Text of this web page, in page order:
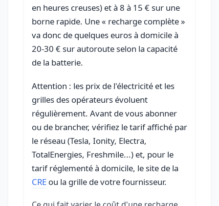
en heures creuses) et à 8 à 15 € sur une
borne rapide. Une « recharge complète »
va donc de quelques euros à domicile à
20-30 € sur autoroute selon la capacité
de la batterie.
Attention : les prix de l'électricité et les
grilles des opérateurs évoluent
régulièrement. Avant de vous abonner
ou de brancher, vérifiez le tarif affiché par
le réseau (Tesla, Ionity, Electra,
TotalEnergies, Freshmile...) et, pour le
tarif réglementé à domicile, le site de la
CRE ou la grille de votre fournisseur.